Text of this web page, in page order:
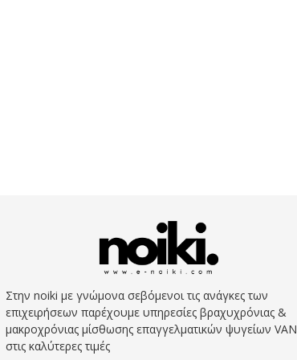
Στην noiki με γνώμονα σεβόμενοι τις ανάγκες των
επιχειρήσεων παρέχουμε υπηρεσίες βραχυχρόνιας &
μακροχρόνιας μίσθωσης επαγγελματικών ψυγείων VAN
στις καλύτερες τιμές